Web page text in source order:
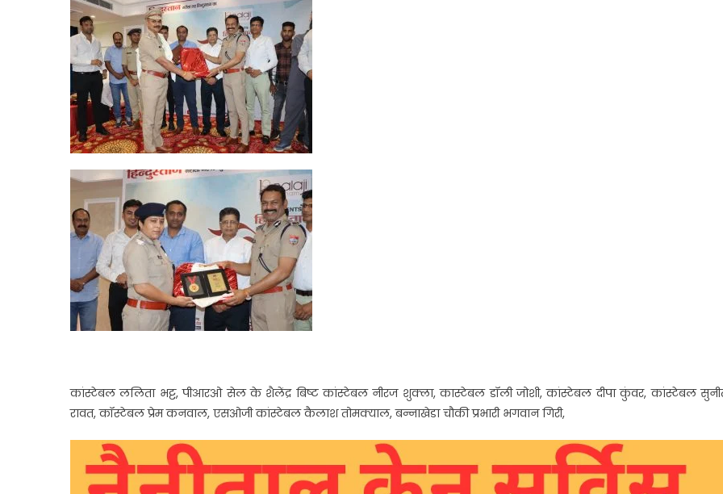
कांस्टेबल ललिता भट्ट, पीआरओ सेल के शैलेंद्र बिष्ट कांस्टेबल नीरज शुक्ला, कास्टेबल डॉली जोशी, कांस्टेबल दीपा कुंवर, कांस्टेबल
रावत, कॉस्टेबल प्रेम कनवाल, एसओजी कांस्टेबल कैलाश तोमक्याल, बन्नाखेडा चौकी प्रभारी भगवान गिरी,